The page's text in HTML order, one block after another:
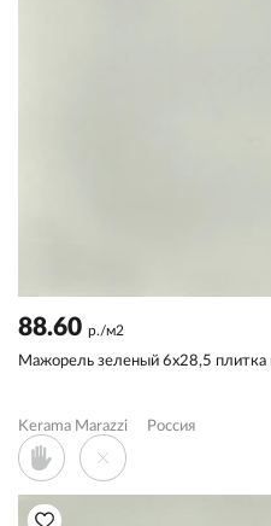
88.60 р./м2
Мажорель зеленый 6x28,5 плитка
Kerama Marazzi Россия